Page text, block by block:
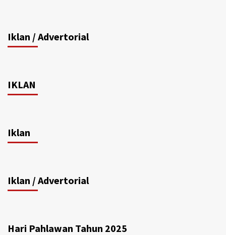
Iklan / Advertorial
IKLAN
Iklan
Iklan / Advertorial
Hari Pahlawan Tahun 2025